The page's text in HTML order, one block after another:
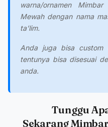
warna/ornamen
Mewah dengan nama
ta’lim.
Anda juga bisa custom
tentunya bisa disesuai
anda.
Tunggu
Sekarang